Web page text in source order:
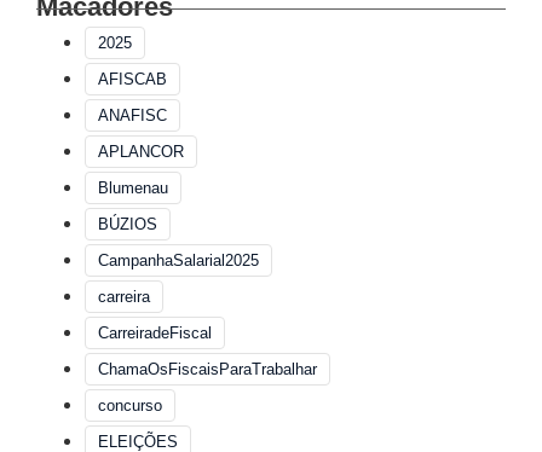
Macadores
2025
AFISCAB
ANAFISC
APLANCOR
Blumenau
BÚZIOS
CampanhaSalarial2025
carreira
CarreiradeFiscal
ChamaOsFiscaisParaTrabalhar
concurso
ELEIÇÕES